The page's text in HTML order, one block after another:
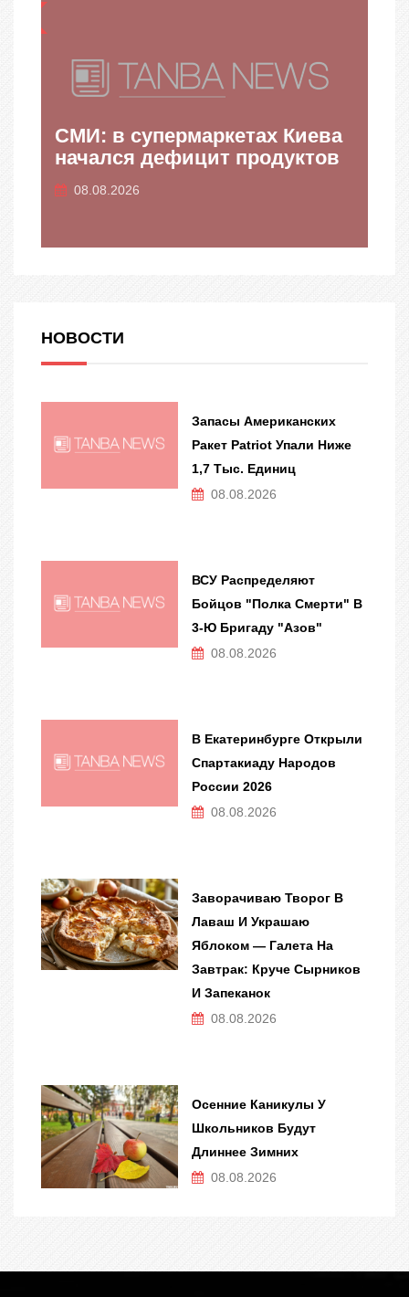
СМИ: в супермаркетах Киева
начался дефицит продуктов
08.08.2026
НОВОСТИ
Запасы Американских
Ракет Patriot Упали Ниже
1,7 Тыс. Единиц
08.08.2026
ВСУ Распределяют
Бойцов "полка Смерти" В
3-Ю Бригаду "Азов"
08.08.2026
В Екатеринбурге Открыли
Спартакиаду Народов
России 2026
08.08.2026
Заворачиваю Творог В
Лаваш И Украшаю
Яблоком — Галета На
Завтрак: Круче Сырников
И Запеканок
08.08.2026
Осенние Каникулы У
Школьников Будут
Длиннее Зимних
08.08.2026